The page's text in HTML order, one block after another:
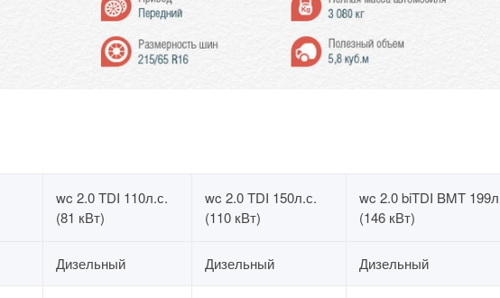
wc 2.0 TDI 110л.с.
(81 кВт)
wc 2.0 TDI 150л.с.
(110 кВт)
wc 2.0 biTDI BMT
(146 кВт)
Дизельный Дизельный Дизельный